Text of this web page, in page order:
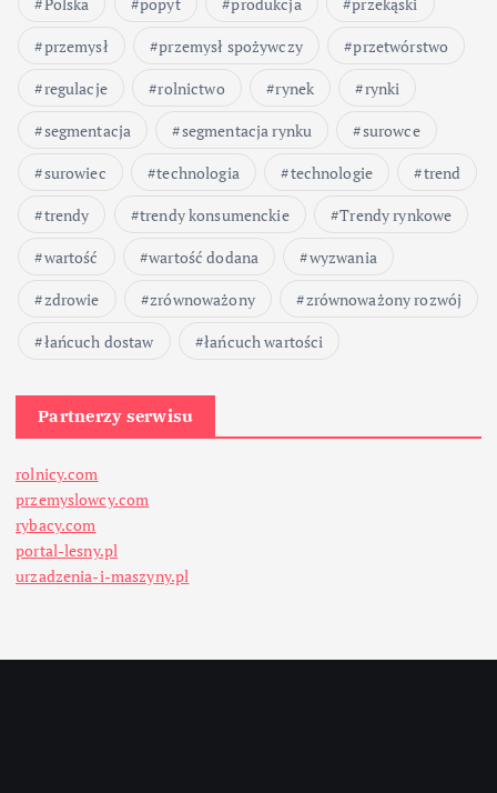
przemysł
przemysł spożywczy
przetwórstwo
regulacje
rolnictwo rynek
rynki
segmentacja
segmentacja rynku
surowce
surowiec
technologia technologie
trend
trendy
trendy konsumenckie
Trendy rynkowe
wartość
wartość dodana
wyzwania
zdrowie
zrównoważony
zrównoważony rozwój
łańcuch dostaw
łańcuch wartości
Partnerzy serwisu
rolnicy.com
przemyslowcy.com
rybacy.com
portal-lesny.pl
urzadzenia-i-maszyny.pl